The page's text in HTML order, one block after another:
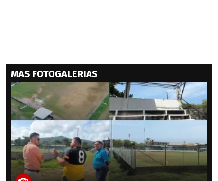
MAS FOTOGALERIAS